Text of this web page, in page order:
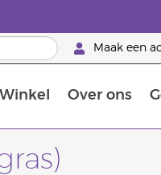
Maak een
Winkel Over ons